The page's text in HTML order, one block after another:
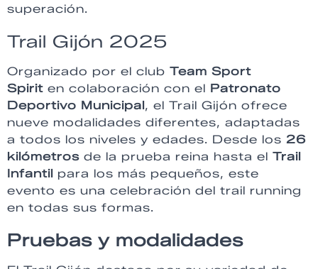
superación.
Trail Gijón 2025
Organizado por el club Team Sport
Spirit en colaboración con el Patronato
Deportivo Municipal , el Trail Gijón ofrece
nueve modalidades diferentes, adaptadas
a todos los niveles y edades. Desde los 26
kilómetros de la prueba reina hasta el Trail
Infantil para los más pequeños, este
evento es una celebración del trail running
en todas sus formas.
Pruebas y modalidades